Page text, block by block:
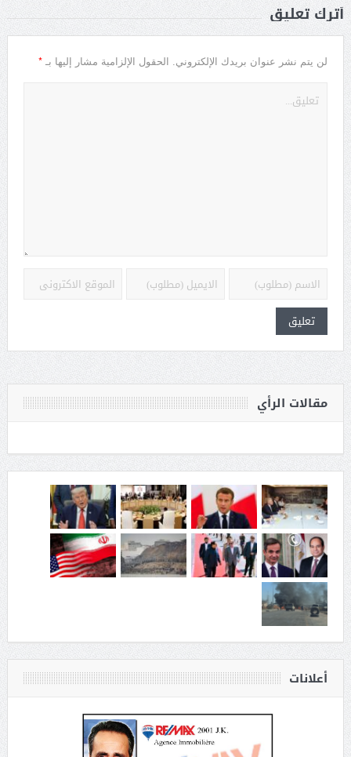
أترك تعليق
لن يتم نشر عنوان بريدك الإلكتروني. الحقول الإلزامية مشار إليها بـ *
مقالات الرأي
أعلانات